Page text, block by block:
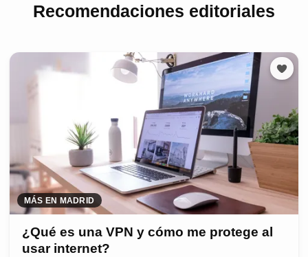
Recomendaciones editoriales
MÁS EN MADRID
¿Qué es una VPN y cómo me protege al
usar internet?